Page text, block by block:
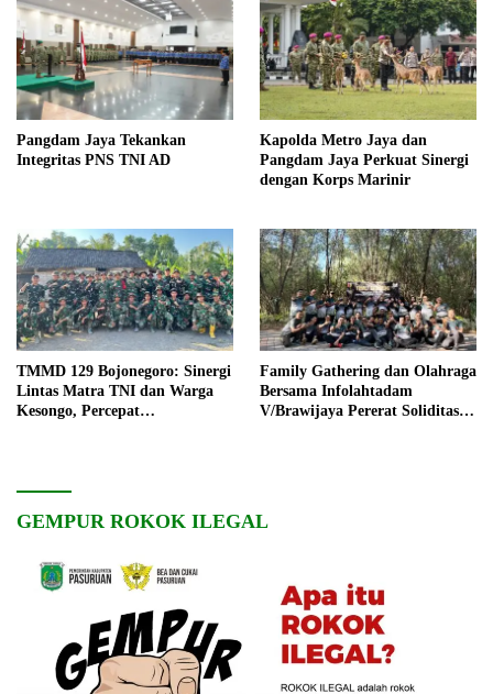
Pangdam Jaya Tekankan
Integritas PNS TNI AD
Kapolda Metro Jaya dan
Pangdam Jaya Perkuat Sinergi
dengan Korps Marinir
TMMD 129 Bojonegoro: Sinergi
Lintas Matra TNI dan Warga
Kesongo, Percepat
Family Gathering dan Olahraga
Bersama Infolahtadam
V/Brawijaya Pererat Soliditas
GEMPUR ROKOK ILEGAL